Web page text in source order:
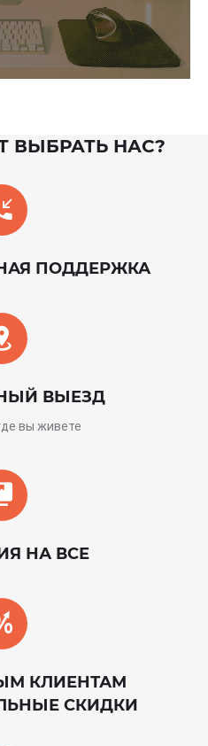
ВЫБРАТЬ НАС?
ПОДДЕРЖКА
ВЫЕЗД
вы живете
НА ВСЕ
КЛИЕНТАМ
СКИДКИ